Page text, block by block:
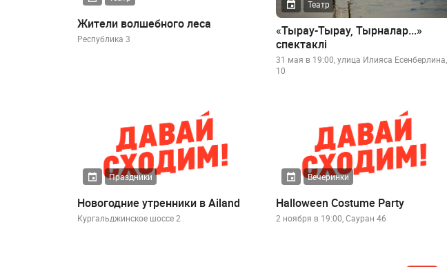
Жители волшебного леса
Республика 3
Театр
«Тырау-Тырау, Тырналар...»
спектаклі
31 мая в 19:00, улица Илияса Есенберлина,
10
Праздники
Новогодние утренники в Ailand
Кургальджинское шоссе 2
Вечеринки
Halloween Costume Party
2 ноября в 19:00, Сауран 46